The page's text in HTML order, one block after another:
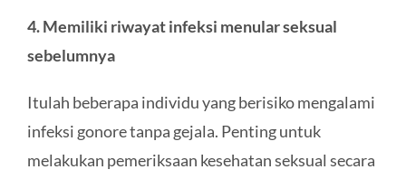
4. Memiliki riwayat infeksi menular seksual
sebelumnya
Itulah beberapa individu yang berisiko mengalami
infeksi gonore tanpa gejala. Penting untuk
melakukan pemeriksaan kesehatan seksual secara